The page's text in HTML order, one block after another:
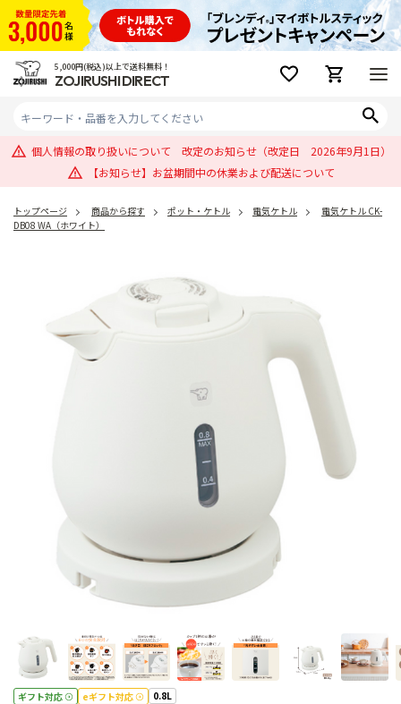
5,000円(税込)以上で送料無料！
ZOJIRUSHI DIRECT
個人情報の取り扱いについて 改定のお知らせ（改定日 2026年9月1日）
【お知らせ】お盆期間中の休業および配送について
トップページ 商品から探す ポット・ケトル 電気ケトル
電気ケトル CK-
DB08 WA（ホワイト）
ギフト対応 eギフト対応 0.8L